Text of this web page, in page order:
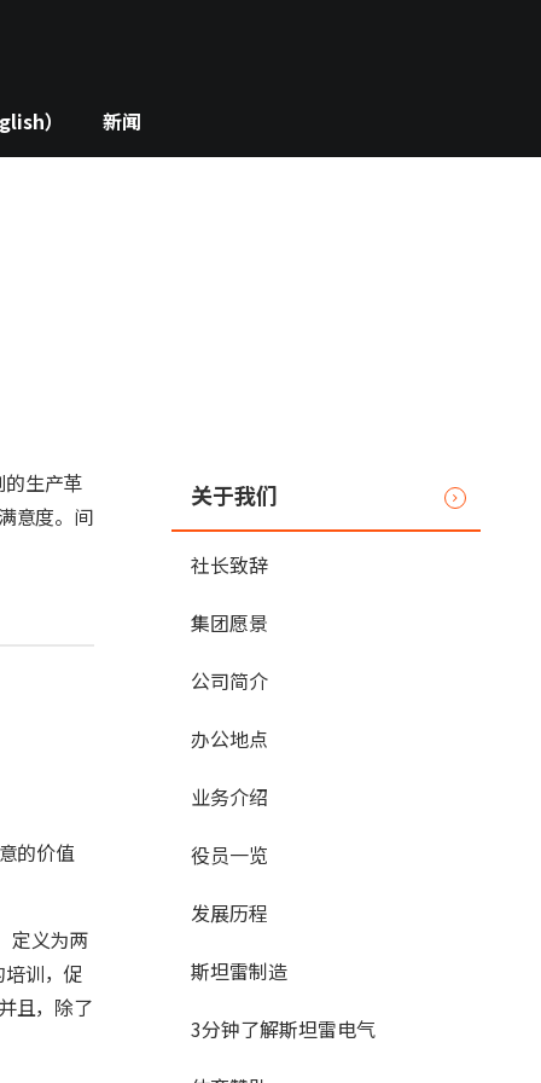
） 新闻
生产革
意度。间
的价值
定义为两
训，促
且，除了
关于我们
社长致辞
集团愿景
公司简介
办公地点
业务介绍
役员一览
发展历程
斯坦雷制造
3分钟了解斯坦雷电气